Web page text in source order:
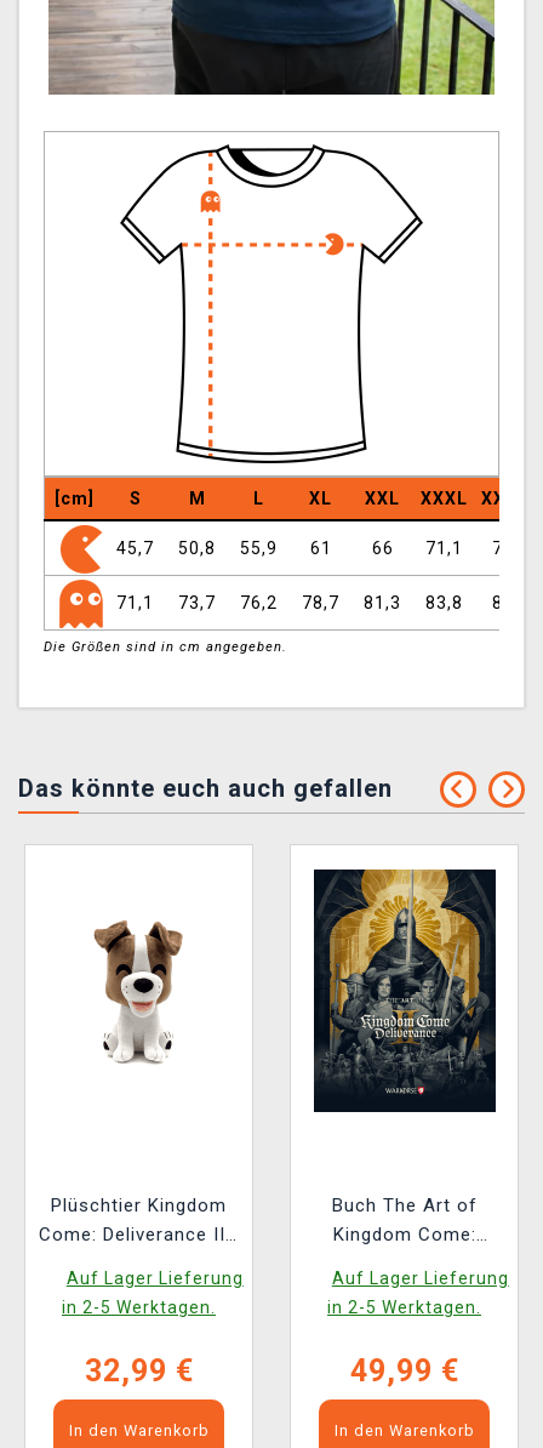
[cm] S M L XL XXL XXXL XXXXL
45,7 50,8 55,9 61 66 71,1 76,2
71,1 73,7 76,2 78,7 81,3 83,8 86,4
Die Größen sind in cm angegeben.
Das könnte euch auch gefallen
Plüschtier Kingdom
Come: Deliverance II -
Auf Lager Lieferung
in 2-5 Werktagen.
32,99 €
In den Warenkorb
Buch The Art of
Kingdom Come:
Auf Lager Lieferung
in 2-5 Werktagen.
49,99 €
In den Warenkorb